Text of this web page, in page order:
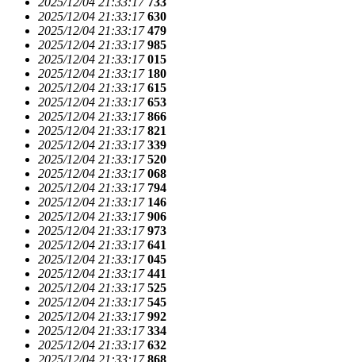
2025/12/04 21:33:17 630
2025/12/04 21:33:17 479
2025/12/04 21:33:17 985
2025/12/04 21:33:17 015
2025/12/04 21:33:17 180
2025/12/04 21:33:17 615
2025/12/04 21:33:17 653
2025/12/04 21:33:17 866
2025/12/04 21:33:17 821
2025/12/04 21:33:17 339
2025/12/04 21:33:17 520
2025/12/04 21:33:17 068
2025/12/04 21:33:17 794
2025/12/04 21:33:17 146
2025/12/04 21:33:17 906
2025/12/04 21:33:17 973
2025/12/04 21:33:17 641
2025/12/04 21:33:17 045
2025/12/04 21:33:17 441
2025/12/04 21:33:17 525
2025/12/04 21:33:17 545
2025/12/04 21:33:17 992
2025/12/04 21:33:17 334
2025/12/04 21:33:17 632